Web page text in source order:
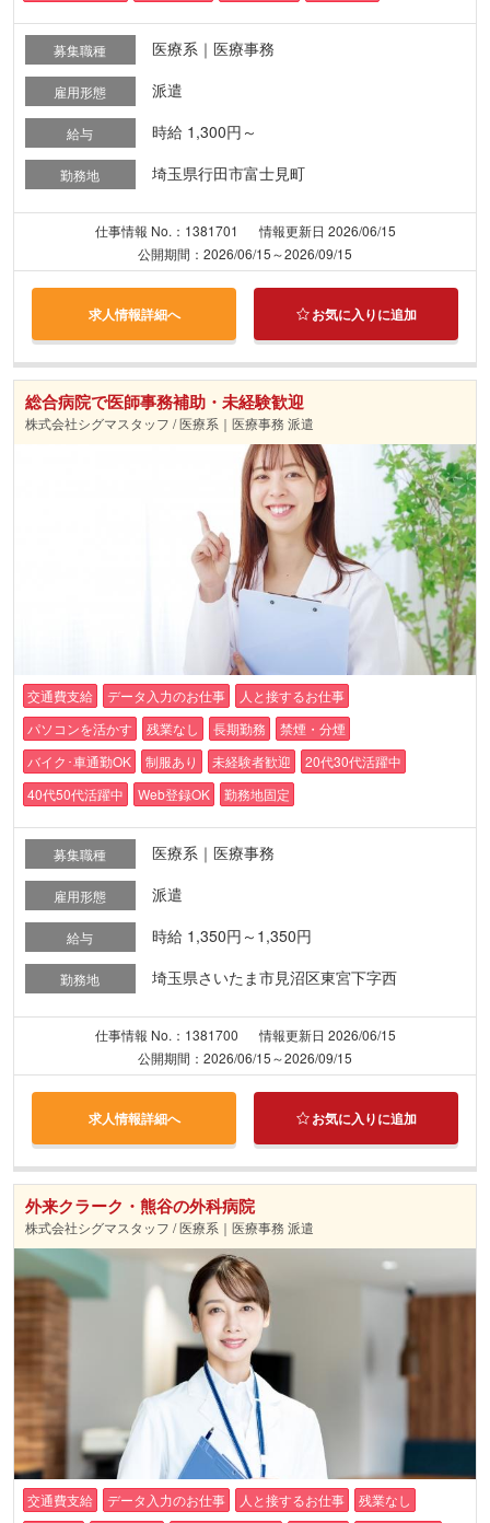
募集職種 医療系｜医療事務
雇用形態 派遣
給与 時給 1,300円～
勤務地 埼玉県行田市富士見町
仕事情報 No.：1381701
情報更新日 2026/06/15
公開期間：2026/06/15～2026/09/15
求人情報詳細へ お気に入りに追加
総合病院で医師事務補助・未経験歓迎
株式会社シグマスタッフ / 医療系｜医療事務 派遣
交通費支給 データ入力のお仕事
人と接するお仕事
パソコンを活かす
残業なし 長期勤務
禁煙・分煙
バイク･車通勤OK
制服あり 未経験者歓迎
20代30代活躍中
40代50代活躍中
Web登録OK 勤務地固定
募集職種 医療系｜医療事務
雇用形態 派遣
給与 時給 1,350円～1,350円
勤務地 埼玉県さいたま市見沼区東宮下字西
仕事情報 No.：1381700
情報更新日 2026/06/15
公開期間：2026/06/15～2026/09/15
求人情報詳細へ お気に入りに追加
外来クラーク・熊谷の外科病院
株式会社シグマスタッフ / 医療系｜医療事務 派遣
交通費支給 データ入力のお仕事 人と接するお仕事
残業なし